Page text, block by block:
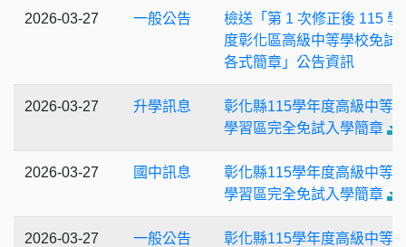
2026-03-27 一般公告
檢送「第 1 次修正後 115 學
度彰化區高級中等學校免試
各式簡章」公告資訊
2026-03-27 升學訊息
彰化縣115學年度高級中等
學習區完全免試入學簡章
2026-03-27 國中訊息
彰化縣115學年度高級中等
學習區完全免試入學簡章
2026-03-27 一般公告
彰化縣115學年度高級中等